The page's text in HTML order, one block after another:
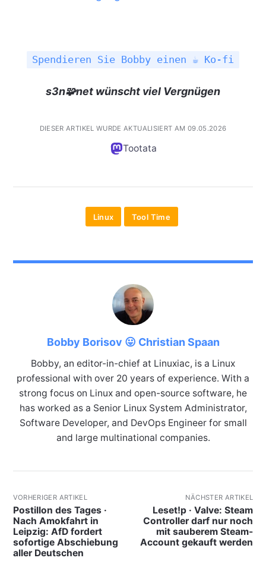
Spendieren Sie Bobby einen ☕ Ko-fi
s3n🧩net wünscht viel Vergnügen
DIESER ARTIKEL WURDE AKTUALISIERT AM 09.05.2026
Tootata
Linux Tool Time
Bobby Borisov 😛 Christian Spaan
Bobby, an editor-in-chief at Linuxiac, is a Linux
professional with over 20 years of experience. With a
strong focus on Linux and open-source software, he
has worked as a Senior Linux System Administrator,
Software Developer, and DevOps Engineer for small
and large multinational companies.
VORHERIGER ARTIKEL
Postillon des Tages ·
Nach Amokfahrt in
Leipzig: AfD fordert
sofortige Abschiebung
aller Deutschen
NÄCHSTER ARTIKEL
Leset!p · Valve: Steam
Controller darf nur noch
mit sauberem Steam-
Account gekauft werden